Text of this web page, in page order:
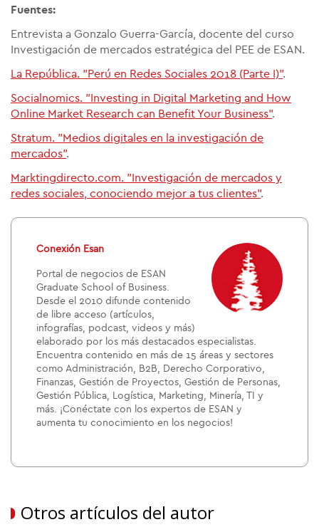
Fuentes:
Entrevista a Gonzalo Guerra-García, docente del curso
Investigación de mercados estratégica del PEE de ESAN.
La República. "Perú en Redes Sociales 2018 (Parte I)".
Socialnomics. "Investing in Digital Marketing and How
Online Market Research can Benefit Your Business".
Stratum. "Medios digitales en la investigación de
mercados".
Marktingdirecto.com. "Investigación de mercados y
redes sociales, conociendo mejor a tus clientes".
Conexión Esan
Portal de negocios de ESAN
Graduate School of Business.
Desde el 2010 difunde contenido
de libre acceso (artículos,
infografías, podcast, videos y más)
elaborado por los más destacados especialistas.
Encuentra contenido en más de 15 áreas y sectores
como Administración, B2B, Derecho Corporativo,
Finanzas, Gestión de Proyectos, Gestión de Personas,
Gestión Pública, Logística, Marketing, Minería, TI y
más. ¡Conéctate con los expertos de ESAN y
aumenta tu conocimiento en los negocios!
Otros artículos del autor